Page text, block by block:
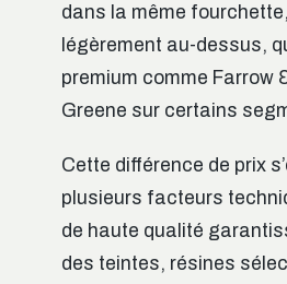
dans la même
légèrement au-dessus,
premium comme Farrow
Greene sur certains
Cette différence de prix
plusieurs facteurs
de haute qualité
des teintes, résines